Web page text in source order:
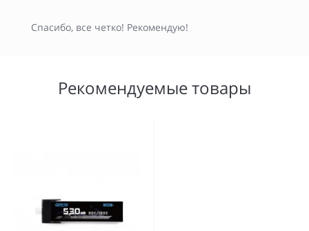
Спасибо, все четко! Рекомендую!
Рекомендуемые товары